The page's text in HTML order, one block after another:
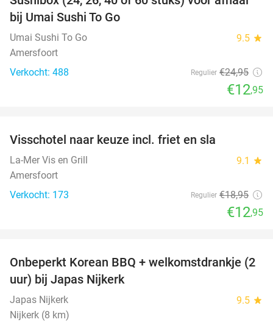
48%
bij Umai Sushi To Go
Umai Sushi To Go 9.5 star
Amersfoort
Verkocht: 488
Regulier €24,95
€12,95
Visschotel naar keuze incl. friet en sla
La-Mer Vis en Grill 9.1 star
Amersfoort
Verkocht: 173
Regulier €18,95
€12,95
34%
Onbeperkt Korean BBQ + welkomstdrankje (2
uur) bij Japas Nijkerk
Japas Nijkerk 9.5 star
Nijkerk (8 km)